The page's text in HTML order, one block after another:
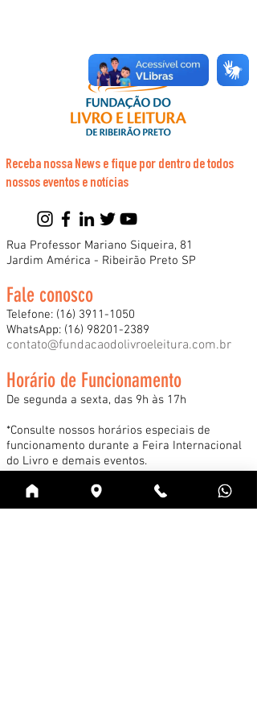
Receba nossa News e fique por dentro de todos
nossos eventos e notícias
Rua Professor Mariano Siqueira, 81
Jardim América - Ribeirão Preto SP
Fale conosco
Telefone: (16) 3911-1050
WhatsApp: (16) 98201-2389
contato@fundacaodolivroeleitura.com.br
Horário de Funcionamento
De segunda a sexta, das 9h às 17h
*Consulte nossos horários especiais de
funcionamento durante a Feira Internacional
do Livro e demais eventos.